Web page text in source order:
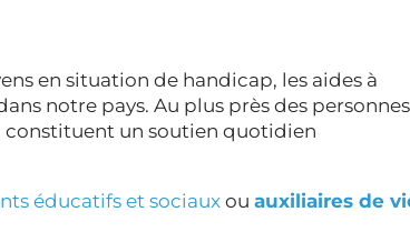
en situation de handicap, les aides à
notre pays. Au plus près des
constituent un soutien quotidien
éducatifs et sociaux ouauxiliaires de